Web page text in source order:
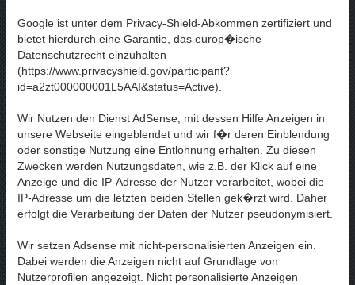
Google ist unter dem Privacy-Shield-Abkommen zertifiziert und
bietet hierdurch eine Garantie, das europ�ische
Datenschutzrecht einzuhalten
(https://www.privacyshield.gov/participant?
id=a2zt000000001L5AAI&status=Active).
Wir Nutzen den Dienst AdSense, mit dessen Hilfe Anzeigen in
unsere Webseite eingeblendet und wir f�r deren Einblendung
oder sonstige Nutzung eine Entlohnung erhalten. Zu diesen
Zwecken werden Nutzungsdaten, wie z.B. der Klick auf eine
Anzeige und die IP-Adresse der Nutzer verarbeitet, wobei die
IP-Adresse um die letzten beiden Stellen gek�rzt wird. Daher
erfolgt die Verarbeitung der Daten der Nutzer pseudonymisiert.
Wir setzen Adsense mit nicht-personalisierten Anzeigen ein.
Dabei werden die Anzeigen nicht auf Grundlage von
Nutzerprofilen angezeigt. Nicht personalisierte Anzeigen